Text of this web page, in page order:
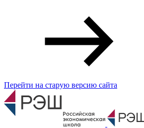
Перейти на старую версию сайта